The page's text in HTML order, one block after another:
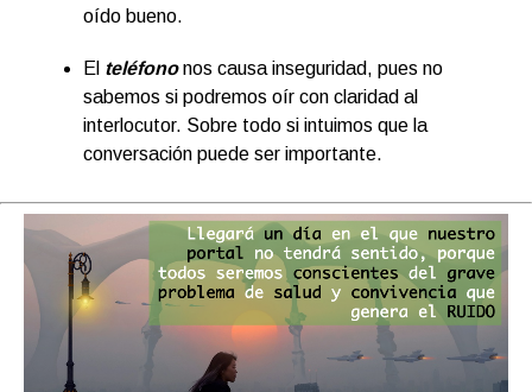
oído bueno.
El teléfononos causa inseguridad, pues no
sabemos si podremos oír con claridad al
interlocutor. Sobre todo si intuimos que la
conversación puede ser importante.